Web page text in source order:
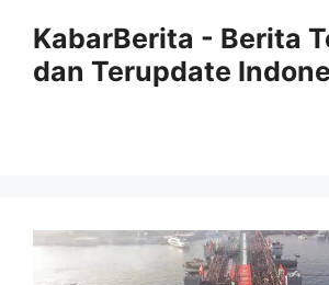
KabarBerita - Berita
dan Terupdate